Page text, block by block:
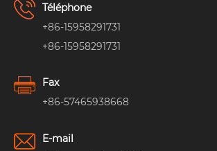
Téléphone
+86-15958291731
+86-15958291731
Fax
+86-57465938668
E-mail